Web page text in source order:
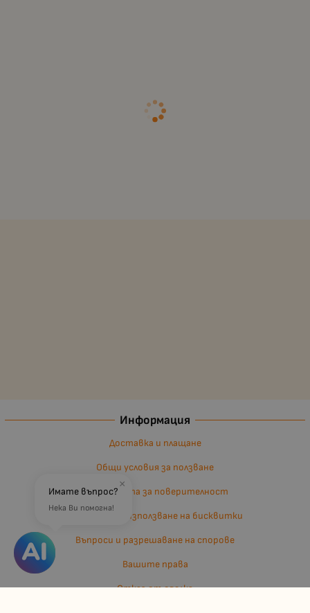
Информация
Доставка и плащане
Общи условия за ползване
Политиката за поверителност
Политика за използване на бисквитки
Въпроси и разрешаване на спорове
Вашите права
Отказ от сделка
×
Имате въпрос?
Нека Ви помогна!